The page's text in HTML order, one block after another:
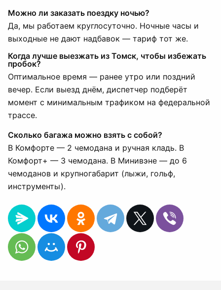
Можно ли заказать поездку ночью?
Да, мы работаем круглосуточно. Ночные часы и
выходные не дают надбавок — тариф тот же.
Когда лучше выезжать из Томск, чтобы избежать
пробок?
Оптимальное время — ранее утро или поздний
вечер. Если выезд днём, диспетчер подберёт
момент с минимальным трафиком на федеральной
трассе.
Сколько багажа можно взять с собой?
В Комфорте — 2 чемодана и ручная кладь. В
Комфорт+ — 3 чемодана. В Минивэне — до 6
чемоданов и крупногабарит (лыжи, гольф,
инструменты).